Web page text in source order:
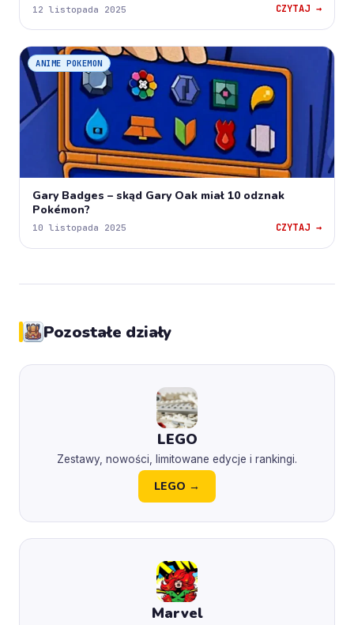
12 listopada 2025 CZYTAJ →
ANIME POKEMON
Gary Badges – skąd Gary Oak miał 10 odznak
Pokémon?
10 listopada 2025 CZYTAJ →
Pozostałe działy
LEGO
Zestawy, nowości, limitowane edycje i rankingi.
LEGO →
Marvel